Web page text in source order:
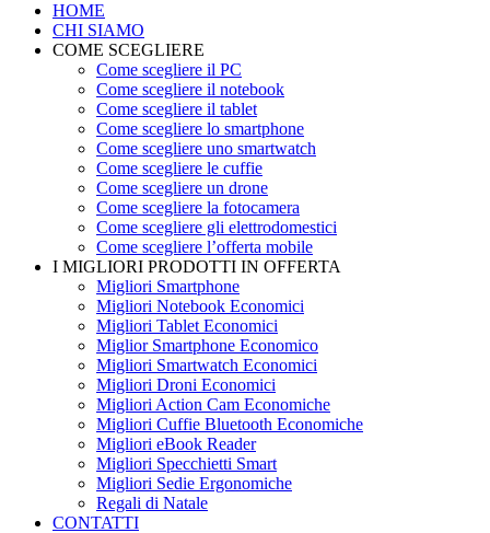
HOME
CHI SIAMO
COME SCEGLIERE
Come scegliere il PC
Come scegliere il notebook
Come scegliere il tablet
Come scegliere lo smartphone
Come scegliere uno smartwatch
Come scegliere le cuffie
Come scegliere un drone
Come scegliere la fotocamera
Come scegliere gli elettrodomestici
Come scegliere l’offerta mobile
I MIGLIORI PRODOTTI IN OFFERTA
Migliori Smartphone
Migliori Notebook Economici
Migliori Tablet Economici
Miglior Smartphone Economico
Migliori Smartwatch Economici
Migliori Droni Economici
Migliori Action Cam Economiche
Migliori Cuffie Bluetooth Economiche
Migliori eBook Reader
Migliori Specchietti Smart
Migliori Sedie Ergonomiche
Regali di Natale
CONTATTI